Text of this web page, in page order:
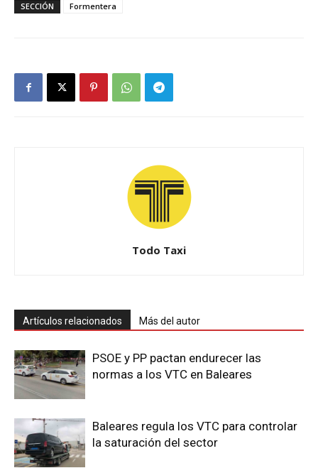
SECCIÓN Formentera
Todo Taxi
Artículos relacionados Más del autor
PSOE y PP pactan endurecer las
normas a los VTC en Baleares
Baleares regula los VTC para controlar
la saturación del sector